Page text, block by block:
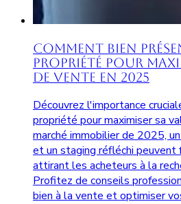
Comment Bien
Propriété pour
de Vente en 2025
Découvrez l'importance
propriété pour maximiser sa
marché immobilier de 2025,
et un staging réfléchi peuvent
attirant les acheteurs à la
Profitez de conseils
bien à la vente et optimiser